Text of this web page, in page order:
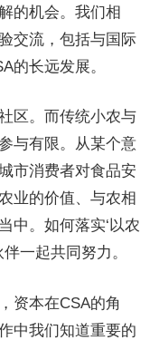
的机会。我们相
交流，包括与国际
的长远发展。
区。而传统小农与
与有限。从某个意
市消费者对食品安
业的价值、与农相
中。如何落实‘以农
一起共同努力。
资本在CSA的角
中我们知道重要的